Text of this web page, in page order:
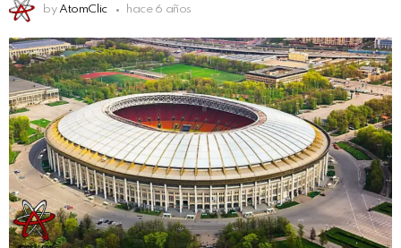
by AtomClic hace 6 años